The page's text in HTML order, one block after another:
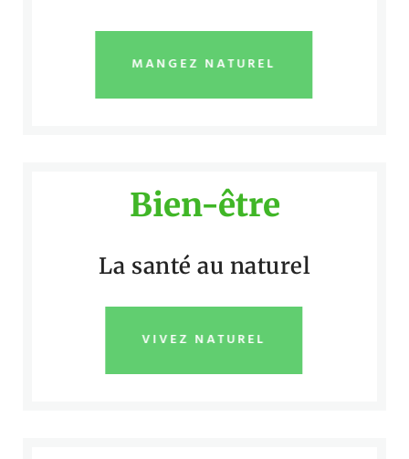
MANGEZ NATUREL
Bien-être
La santé au naturel
VIVEZ NATUREL